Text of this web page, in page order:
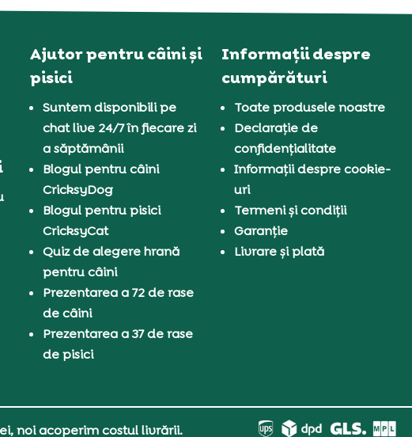
Ajutor pentru câini și
pisici
Suntem disponibili pe
chat live 24/7 în fiecare zi
a săptămânii
Blogul pentru câini
CricksyDog
Blogul pentru pisici
CricksyCat
Quiz de alegere hrană
pentru câini
Prezentarea a 72 de rase
de câini
Prezentarea a 37 de rase
de pisici
Informații despre
cumpărături
Toate produsele noastre
Declarație de
confidențialitate
Informații despre cookie-
uri
Termeni și condiții
Garanție
Livrare și plată
noi acoperim costul livrării.